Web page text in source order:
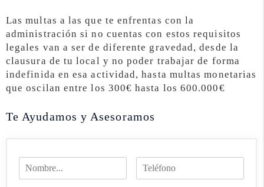
Las multas a las que te enfrentas con la
administración si no cuentas con estos requisitos
legales van a ser de diferente gravedad, desde la
clausura de tu local y no poder trabajar de forma
indefinida en esa actividad, hasta multas monetarias
que oscilan entre los 300€ hasta los 600.000€
Te Ayudamos y Asesoramos